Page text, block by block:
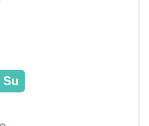
Su